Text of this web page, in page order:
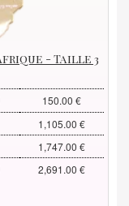
- Taille 3
150.00 €
1,105.00 €
1,747.00 €
2,691.00 €